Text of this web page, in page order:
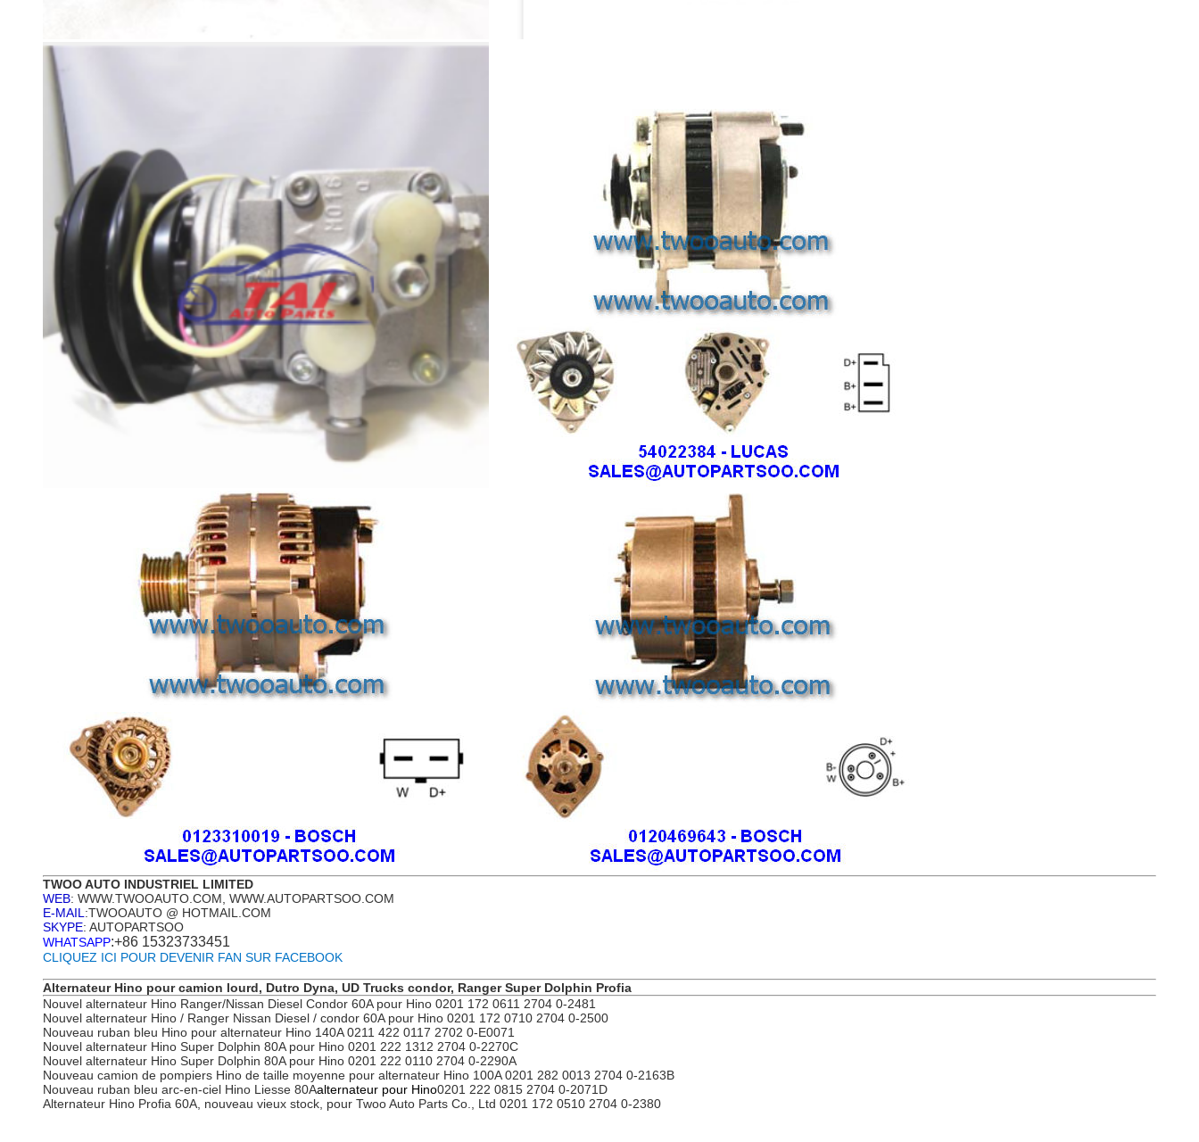
TWOO AUTO INDUSTRIEL LIMITED
WEB: WWW.TWOOAUTO.COM, WWW.AUTOPARTSOO.COM
E-MAIL :TWOOAUTO @ HOTMAIL.COM
SKYPE: AUTOPARTSOO
WHATSAPP:+86 15323733451
CLIQUEZ ICI POUR DEVENIR FAN SUR FACEBOOK
Alternateur Hino pour camion lourd, Dutro Dyna, UD Trucks condor, Ranger Super Dolphin Profia
Nouvel alternateur Hino Ranger/Nissan Diesel Condor 60A pour Hino 0201 172 0611 2704 0-2481
Nouvel alternateur Hino / Ranger Nissan Diesel / condor 60A pour Hino 0201 172 0710 2704 0-2500
Nouveau ruban bleu Hino pour alternateur Hino 140A 0211 422 0117 2702 0-E0071
Nouvel alternateur Hino Super Dolphin 80A pour Hino 0201 222 1312 2704 0-2270C
Nouvel alternateur Hino Super Dolphin 80A pour Hino 0201 222 0110 2704 0-2290A
Nouveau camion de pompiers Hino de taille moyenne pour alternateur Hino 100A 0201 282 0013 2704 0-2163B
Nouveau ruban bleu arc-en-ciel Hino Liesse 80Aalternateur pour Hino0201 222 0815 2704 0-2071D
Alternateur Hino Profia 60A, nouveau vieux stock, pour Twoo Auto Parts Co., Ltd 0201 172 0510 2704 0-2380